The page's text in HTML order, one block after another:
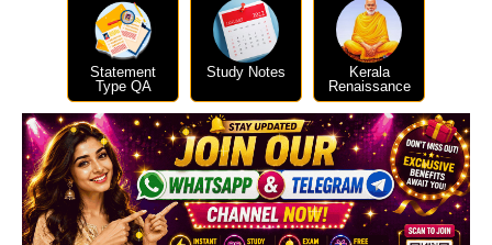
Statement
Type QA
Study Notes
Kerala
Renaissance